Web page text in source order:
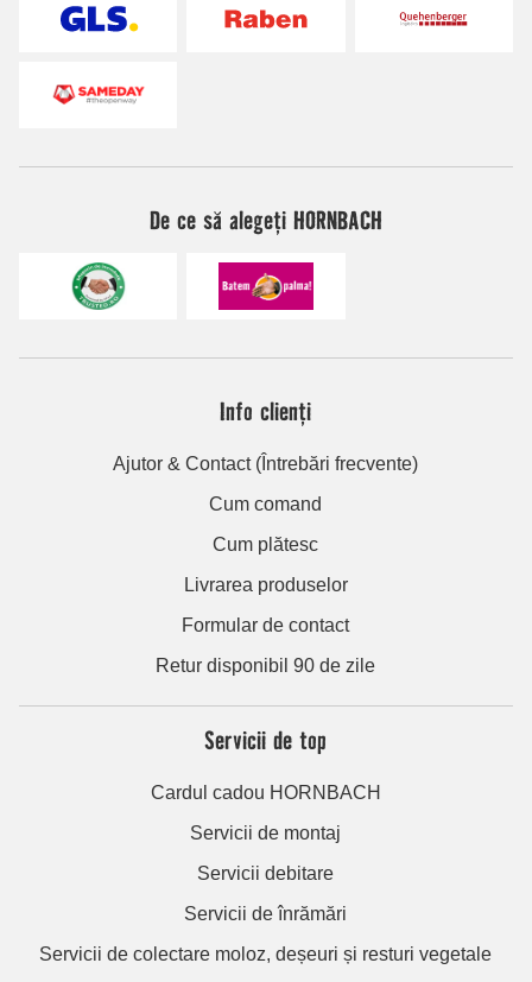
De ce să alegeți HORNBACH
Info clienți
Ajutor & Contact (Întrebări frecvente)
Cum comand
Cum plătesc
Livrarea produselor
Formular de contact
Retur disponibil 90 de zile
Servicii de top
Cardul cadou HORNBACH
Servicii de montaj
Servicii debitare
Servicii de înrămări
Servicii de colectare moloz, deșeuri și resturi vegetale